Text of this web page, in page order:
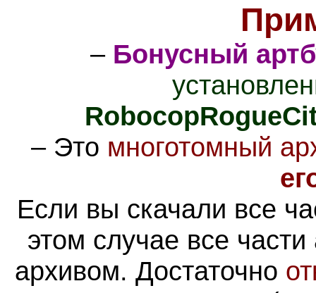
– Бонусный
– Это многотомный
Если вы скачали все
этом случае все
архивом. Достаточно